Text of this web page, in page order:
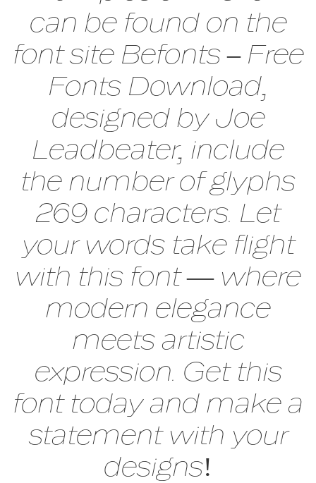
can be found on the
font site Befonts – Free
Fonts Download,
designed by Joe
Leadbeater, include
the number of glyphs
269 characters. Let
your words take flight
with this font — where
modern elegance
meets artistic
expression. Get this
font today and make a
statement with your
designs!